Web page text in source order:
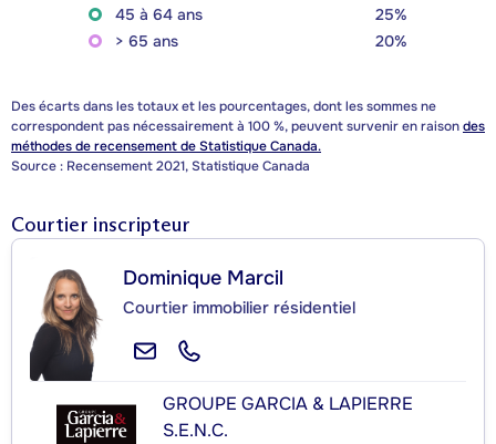
45 à 64 ans
25%
> 65 ans
20%
Des écarts dans les totaux et les pourcentages, dont les sommes ne
correspondent pas nécessairement à 100 %, peuvent survenir en raisondes
méthodes de recensement de Statistique Canada.
Source : Recensement 2021, Statistique Canada
Courtier inscripteur
Dominique Marcil
Courtier immobilier résidentiel
GROUPE GARCIA & LAPIERRE
S.E.N.C.